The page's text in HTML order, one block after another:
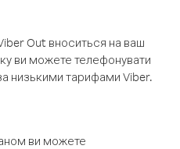
Out вноситься на ваш
ви можете телефонувати
низькими тарифами Viber.
ви можете